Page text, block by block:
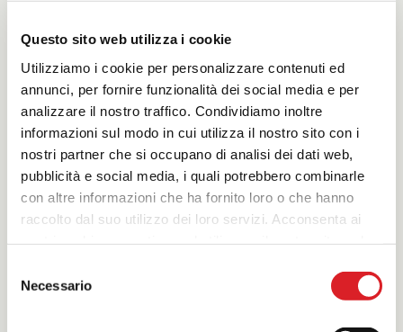
Questo sito web utilizza i cookie
Utilizziamo i cookie per personalizzare contenuti ed
annunci, per fornire funzionalità dei social media e per
analizzare il nostro traffico. Condividiamo inoltre
informazioni sul modo in cui utilizza il nostro sito con i
nostri partner che si occupano di analisi dei dati web,
pubblicità e social media, i quali potrebbero combinarle
con altre informazioni che ha fornito loro o che hanno
raccolto dal suo utilizzo dei loro servizi. Acconsenta ai
delNecessario
CARATTERISTICHE
struttura in calcestruzzo
espansione